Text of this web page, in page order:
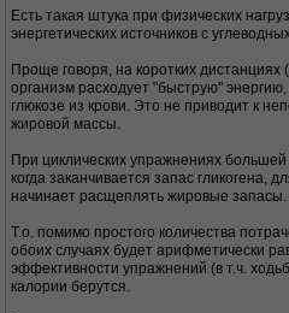
Есть такая штука при физических
энергетических источников с
Проще говоря, на коротких
организм расходует "быструю"
глюкозе из крови. Это не приводит к
жировой массы.
При циклических упражнениях
когда заканчивается запас гликогена,
начинает расщеплять жировые запасы.
Т.о. помимо простого количества
обоих случаях будет арифметически
эффективности упражнений (в т.ч.
калории берутся.